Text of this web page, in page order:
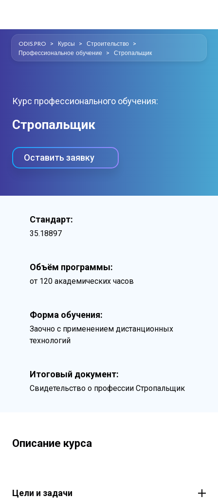
ODIS.PRO > Курсы > Строительство >
Профессиональное обучение > Стропальщик
Курс профессионального обучения:
Стропальщик
Оставить заявку
Стандарт:
35.18897
Объём программы:
от 120 академических часов
Форма обучения:
Заочно с применением дистанционных
технологий
Итоговый документ:
Свидетельство о профессии Стропальщик
Описание курса
Цели и задачи